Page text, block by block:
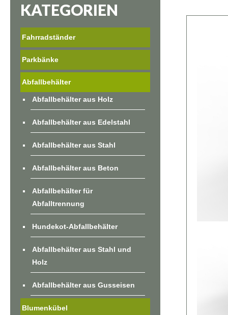
KATEGORIEN
Fahrradständer
Parkbänke
Abfallbehälter
Abfallbehälter aus Holz
Abfallbehälter aus Edelstahl
Abfallbehälter aus Stahl
Abfallbehälter aus Beton
Abfallbehälter für
Abfalltrennung
Hundekot-Abfallbehälter
Abfallbehälter aus Stahl und
Holz
Abfallbehälter aus Gusseisen
Blumenkübel